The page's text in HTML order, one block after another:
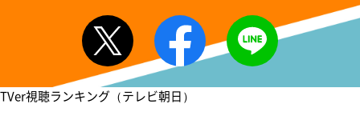
TVer視聴ランキング（テレビ朝日）